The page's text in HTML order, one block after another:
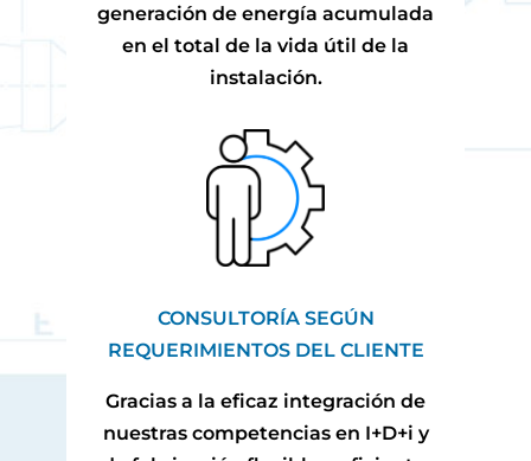
generación de energía acumulada
en el total de la vida útil de la
instalación.
CONSULTORÍA SEGÚN
REQUERIMIENTOS DEL CLIENTE
Gracias a la eficaz integración de
nuestras competencias en I+D+i y